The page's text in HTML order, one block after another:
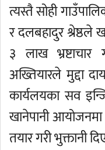
त्यस्तै सोही
र दलबहादुर श्रेष्ठले
३ लाख
अख्तियारले मुद्दा
कार्यलयका सव
खानेपानी आयोजनमा
तयार गरी भुक्तानी